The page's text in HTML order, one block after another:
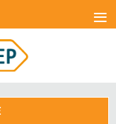
≡